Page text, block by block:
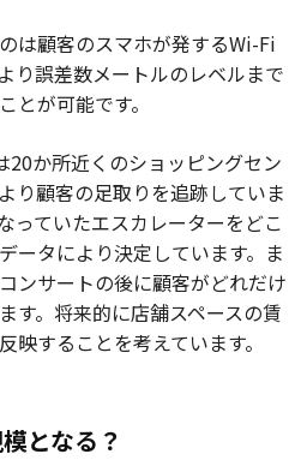
は顧客のスマホが発するWi-Fi
り誤差数メートルのレベルまで
とが可能です。
か所近くのショッピングセン
り顧客の足取りを追跡していま
っていたエスカレーターをどこ
ータにより決定しています。ま
ンサートの後に顧客がどれだけ
す。将来的に店舗スペースの賃
映することを考えています。
となる？